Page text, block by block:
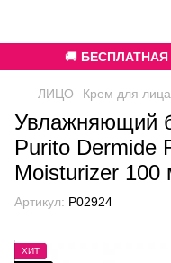
🚚 БЕСПЛАТНАЯ
ЛИЦО Крем для лица
Увлажняющий
Purito Dermide
Moisturizer 100
Артикул: P02924
ХИТ